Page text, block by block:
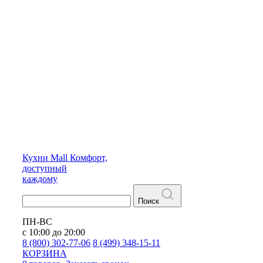
Кухни Mall Комфорт,
доступный
каждому
Поиск
ПН-ВС
с 10:00 до 20:00
8 (800) 302-77-06 8 (499) 348-15-11
КОРЗИНА